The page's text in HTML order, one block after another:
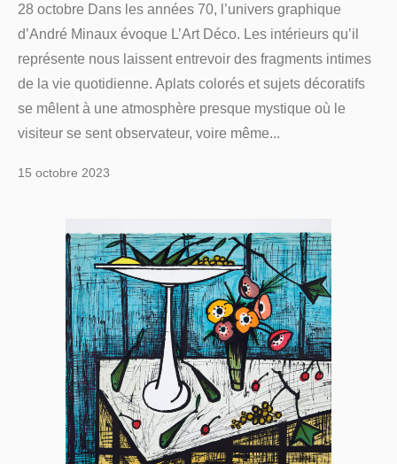
28 octobre Dans les années 70, l’univers graphique
d’André Minaux évoque L’Art Déco. Les intérieurs qu’il
représente nous laissent entrevoir des fragments intimes
de la vie quotidienne. Aplats colorés et sujets décoratifs
se mêlent à une atmosphère presque mystique où le
visiteur se sent observateur, voire même...
15 octobre 2023